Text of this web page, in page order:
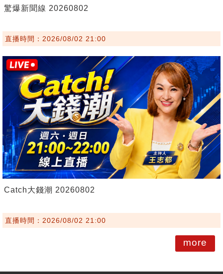
驚爆新聞線 20260802
直播時間：2026/08/02 21:00
Catch大錢潮 20260802
直播時間：2026/08/02 21:00
more